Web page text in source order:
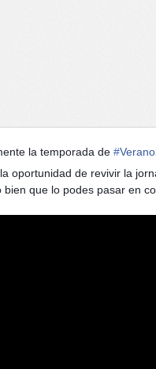
la temporada de #
oportunidad de revivir la
que lo podes pasar en